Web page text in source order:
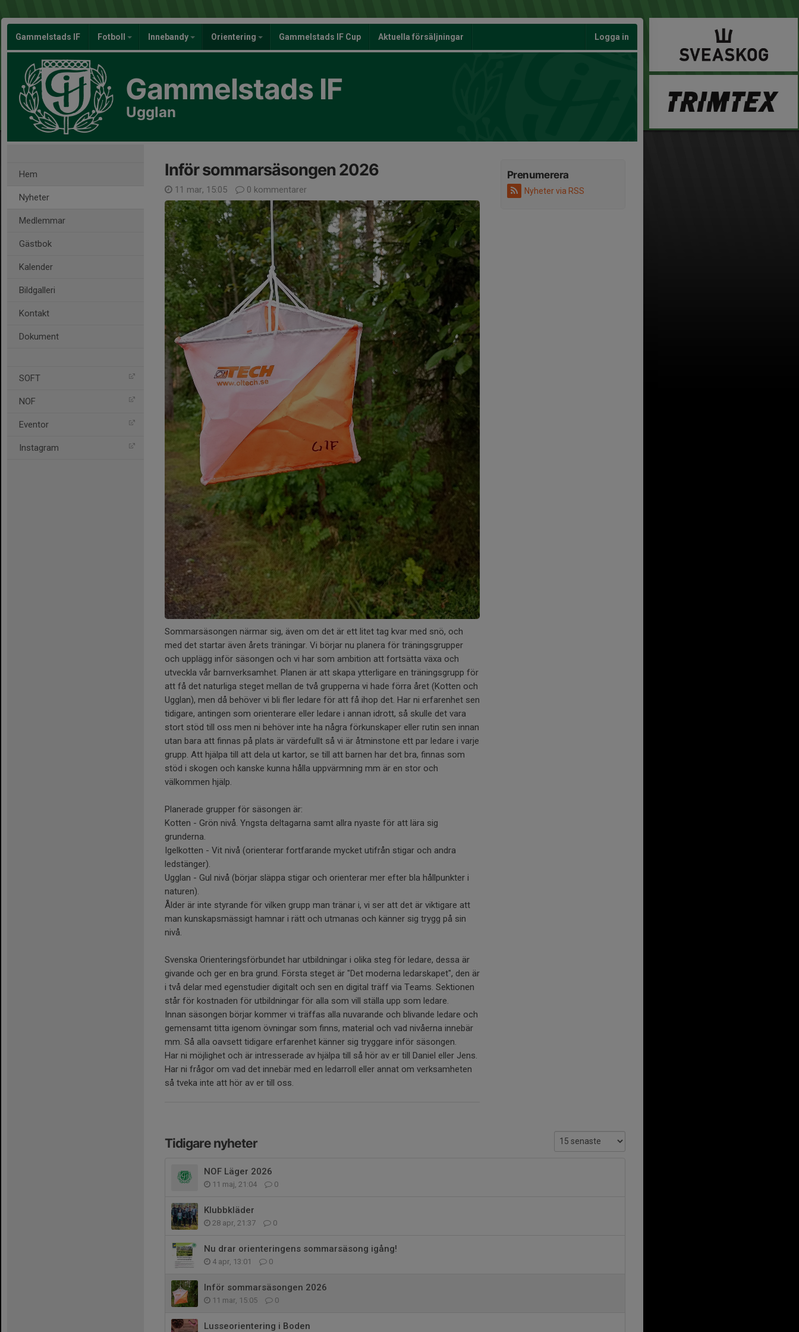
Gammelstads IF Fotboll Innebandy Orientering Gammelstads IF Cup Aktuella försäljningar Logga in
Gammelstads IF
Ugglan
Hem
Nyheter
Medlemmar
Gästbok
Kalender
Bildgalleri
Kontakt
Dokument
SOFT
NOF
Eventor
Instagram
Prenumerera
Nyheter via RSS
Inför sommarsäsongen 2026
11 mar, 15:05 0 kommentarer
Sommarsäsongen närmar sig, även om det är ett litet tag kvar med snö, och
med det startar även årets träningar. Vi börjar nu planera för träningsgrupper
och upplägg inför säsongen och vi har som ambition att fortsätta växa och
utveckla vår barnverksamhet. Planen är att skapa ytterligare en träningsgrupp för
att få det naturliga steget mellan de två grupperna vi hade förra året (Kotten och
Ugglan), men då behöver vi bli fler ledare för att få ihop det. Har ni erfarenhet sen
tidigare, antingen som orienterare eller ledare i annan idrott, så skulle det vara
stort stöd till oss men ni behöver inte ha några förkunskaper eller rutin sen innan
utan bara att finnas på plats är värdefullt så vi är åtminstone ett par ledare i varje
grupp. Att hjälpa till att dela ut kartor, se till att barnen har det bra, finnas som
stöd i skogen och kanske kunna hålla uppvärmning mm är en stor och
välkommen hjälp.
Planerade grupper för säsongen är:
Kotten - Grön nivå. Yngsta deltagarna samt allra nyaste för att lära sig
grunderna.
Igelkotten - Vit nivå (orienterar fortfarande mycket utifrån stigar och andra
ledstänger).
Ugglan - Gul nivå (börjar släppa stigar och orienterar mer efter bla hållpunkter i
naturen).
Ålder är inte styrande för vilken grupp man tränar i, vi ser att det är viktigare att
man kunskapsmässigt hamnar i rätt och utmanas och känner sig trygg på sin
nivå.
Svenska Orienteringsförbundet har utbildningar i olika steg för ledare, dessa är
givande och ger en bra grund. Första steget är "Det moderna ledarskapet", den är
i två delar med egenstudier digitalt och sen en digital träff via Teams. Sektionen
står för kostnaden för utbildningar för alla som vill ställa upp som ledare.
Innan säsongen börjar kommer vi träffas alla nuvarande och blivande ledare och
gemensamt titta igenom övningar som finns, material och vad nivåerna innebär
mm. Så alla oavsett tidigare erfarenhet känner sig tryggare inför säsongen.
Har ni möjlighet och är intresserade av hjälpa till så hör av er till Daniel eller Jens.
Har ni frågor om vad det innebär med en ledarroll eller annat om verksamheten
så tveka inte att hör av er till oss.
Tidigare nyheter
NOF Läger 2026
11 maj, 21:04 0
Klubbkläder
28 apr, 21:37 0
Nu drar orienteringens sommarsäsong igång!
4 apr, 13:01 0
Inför sommarsäsongen 2026
11 mar, 15:05 0
Lusseorientering i Boden